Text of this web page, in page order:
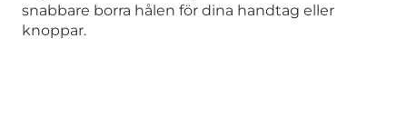
snabbare borra hålen för dina handtag eller
knoppar.